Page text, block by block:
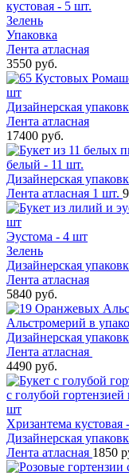
кустовая - 5 шт.
Зелень
Упаковка
Лента атласная
3550 руб.
шт
Дизайнерская
Лента атласная
17400 руб.
белый - 11 шт.
Дизайнерская
Лента атласная 1 шт.
шт
Эустома - 4 шт
Зелень
Дизайнерская
Лента атласная
5840 руб.
Альстромерий в
Дизайнерская
Лента атласная
4490 руб.
с голубой
шт
Хризантема кустовая
Дизайнерская
Лента атласная 1850